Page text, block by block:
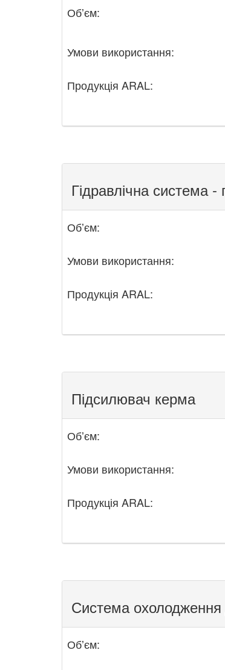
Обʼєм:
Умови використання:
Продукція ARAL:
Гідравлічна система -
Обʼєм:
Умови використання:
Продукція ARAL:
Підсилювач керма
Обʼєм:
Умови використання:
Продукція ARAL:
Система охолодження
Обʼєм: